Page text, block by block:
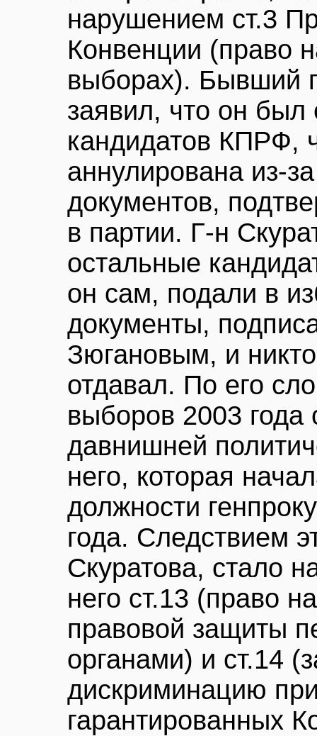
нарушением ст.3
Конвенции (право
выборах). Бывший
заявил, что он
кандидатов КПРФ,
аннулирована из-
документов,
в партии. Г-н
остальные
он сам, подали в
документы,
Зюгановым, и
отдавал. По его
выборов 2003 года
давнишней
него, которая
должности
года. Следствием
Скуратова, стало
него ст.13 (право
правовой защиты
органами) и ст.14
дискриминацию
гарантированных